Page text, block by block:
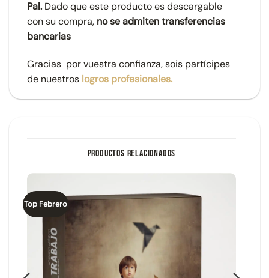
Pal. Dado que este producto es descargable
con su compra, no se admiten transferencias
bancarias
Gracias por vuestra confianza, sois partícipes
de nuestros logros profesionales.
PRODUCTOS RELACIONADOS
Top Febrero